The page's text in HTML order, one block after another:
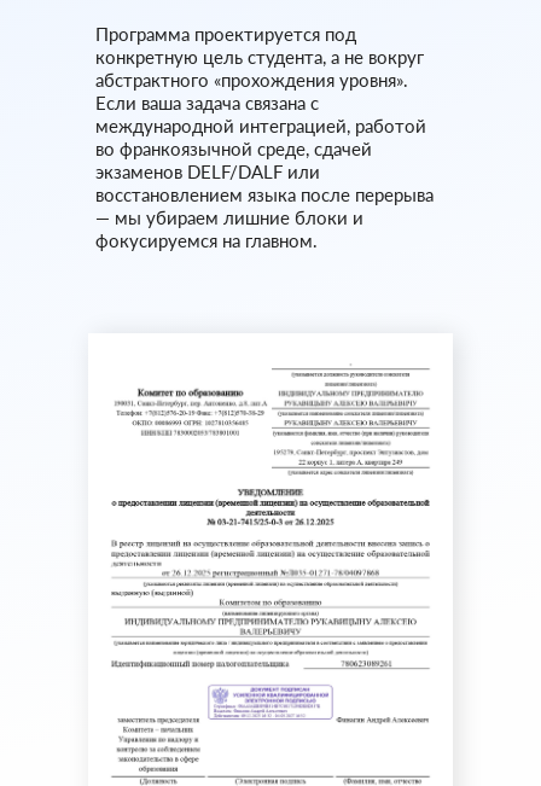
Программа проектируется под
конкретную цель студента, а не вокруг
абстрактного «прохождения уровня».
Если ваша задача связана с
международной интеграцией, работой
во франкоязычной среде, сдачей
экзаменов DELF/DALF или
восстановлением языка после перерыва
— мы убираем лишние блоки и
фокусируемся на главном.